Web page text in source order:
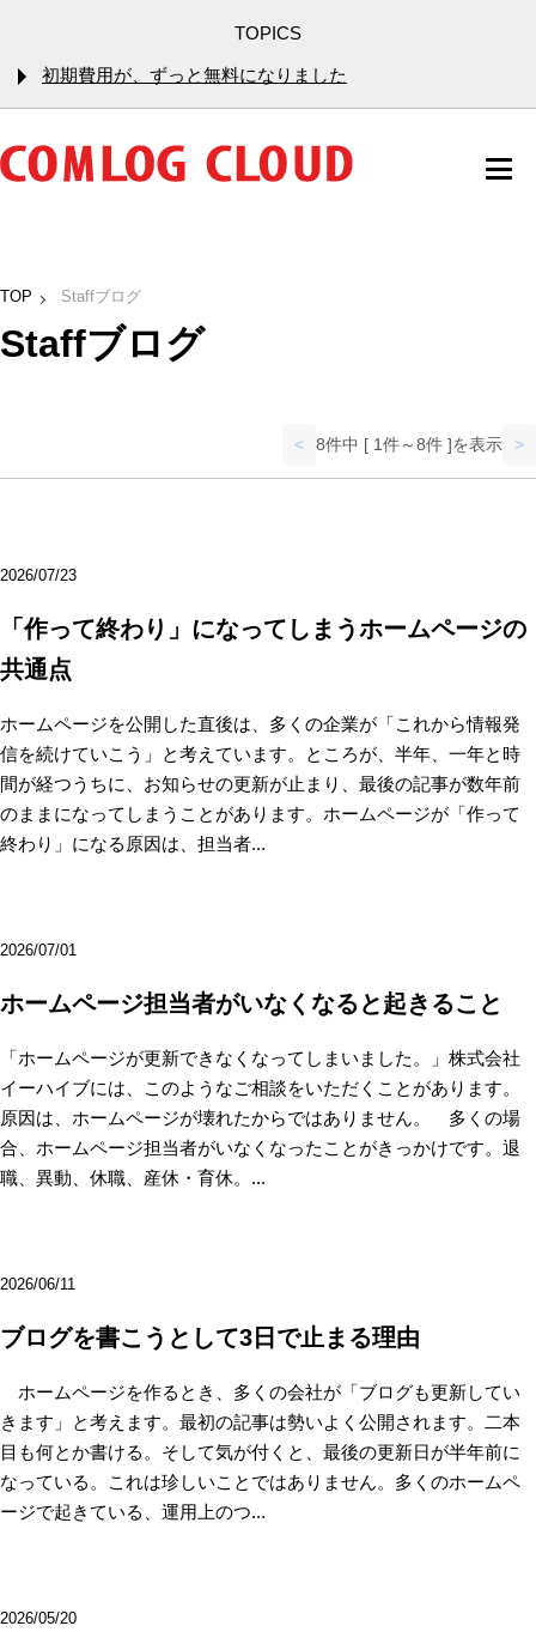
TOPICS
初期費用が、ずっと無料になりました
TOP Staffブログ
Staffブログ
< 8件中 [ 1件～8件 ]を表示 >
2026/07/23
「作って終わり」になってしまうホームページの
共通点
ホームページを公開した直後は、多くの企業が「これから情報発
信を続けていこう」と考えています。ところが、半年、一年と時
間が経つうちに、お知らせの更新が止まり、最後の記事が数年前
のままになってしまうことがあります。ホームページが「作って
終わり」になる原因は、担当者...
2026/07/01
ホームページ担当者がいなくなると起きること
「ホームページが更新できなくなってしまいました。」株式会社
イーハイブには、このようなご相談をいただくことがあります。
原因は、ホームページが壊れたからではありません。 多くの場
合、ホームページ担当者がいなくなったことがきっかけです。退
職、異動、休職、産休・育休。...
2026/06/11
ブログを書こうとして3日で止まる理由
ホームページを作るとき、多くの会社が「ブログも更新してい
きます」と考えます。最初の記事は勢いよく公開されます。二本
目も何とか書ける。そして気が付くと、最後の更新日が半年前に
なっている。これは珍しいことではありません。多くのホームペ
ージで起きている、運用上のつ...
2026/05/20